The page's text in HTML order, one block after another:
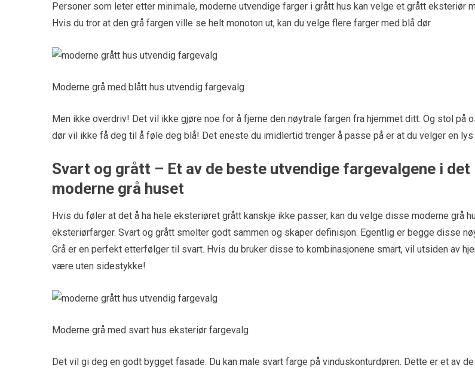
Personer som leter etter minimale, moderne utvendige farger i grått hus kan velge et grått eksteriør
Hvis du tror at den grå fargen ville se helt monoton ut, kan du velge flere farger med blå dør.
Moderne grå med blått hus utvendig fargevalg
Men ikke overdriv! Det vil ikke gjøre noe for å fjerne den nøytrale fargen fra hjemmet ditt. Og stol på
dør vil ikke få deg til å føle deg blå! Det eneste du imidlertid trenger å passe på er at du velger en lys
Svart og grått – Et av de beste utvendige fargevalgene i det
moderne grå huset
Hvis du føler at det å ha hele eksteriøret grått kanskje ikke passer, kan du velge disse moderne grå
eksteriørfarger. Svart og grått smelter godt sammen og skaper definisjon. Egentlig er begge disse
Grå er en perfekt etterfølger til svart. Hvis du bruker disse to kombinasjonene smart, vil utsiden av
være uten sidestykke!
Moderne grå med svart hus eksteriør fargevalg
Det vil gi deg en godt bygget fasade. Du kan male svart farge på vinduskonturdøren. Dette er et av